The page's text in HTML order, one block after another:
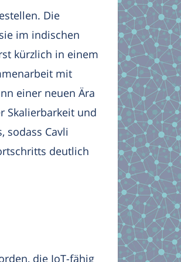
Die
im indischen
kürzlich in einem
mit
einer neuen Ära
Skalierbarkeit und
sodass Cavli
deutlich
die IoT-fähig